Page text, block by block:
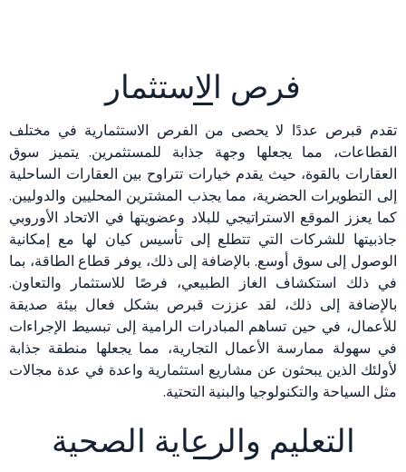
فرص الاستثمار
تقدم قبرص عددًا لا يحصى من الفرص الاستثمارية في مختلف
القطاعات، مما يجعلها وجهة جذابة للمستثمرين. يتميز سوق
العقارات بالقوة، حيث يقدم خيارات تتراوح بين العقارات الساحلية
إلى التطويرات الحضرية، مما يجذب المشترين المحليين والدوليين.
كما يعزز الموقع الاستراتيجي للبلاد وعضويتها في الاتحاد الأوروبي
جاذبيتها للشركات التي تتطلع إلى تأسيس كيان لها مع إمكانية
الوصول إلى سوق أوسع. بالإضافة إلى ذلك، يوفر قطاع الطاقة، بما
في ذلك استكشاف الغاز الطبيعي، فرصًا للاستثمار والتعاون.
بالإضافة إلى ذلك، لقد عززت قبرص بشكل فعال بيئة صديقة
للأعمال، في حين تساهم المبادرات الرامية إلى تبسيط الإجراءات
في سهولة ممارسة الأعمال التجارية، مما يجعلها منطقة جذابة
لأولئك الذين يبحثون عن مشاريع استثمارية واعدة في عدة مجالات
مثل السياحة والتكنولوجيا والبنية التحتية.
التعليم والرعاية الصحية